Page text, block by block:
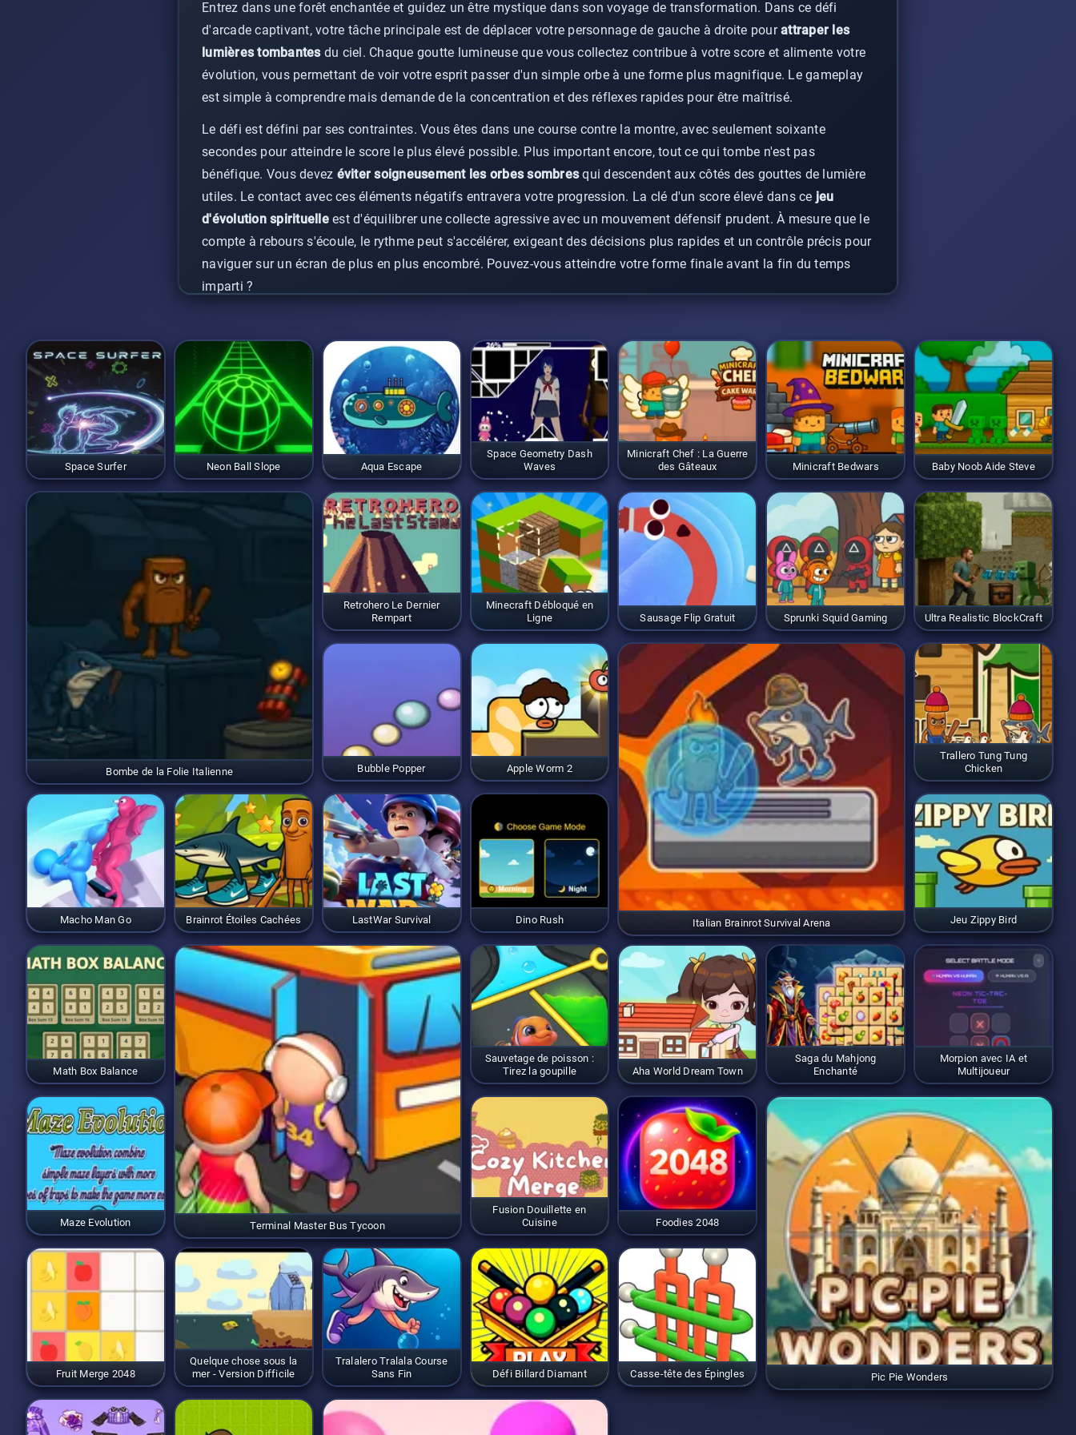
Entrez dans une forêt enchantée et guidez un être mystique dans son voyage de transformation. Dans ce défi
d'arcade captivant, votre tâche principale est de déplacer votre personnage de gauche à droite pourattraper les
lumières tombantesdu ciel. Chaque goutte lumineuse que vous collectez contribue à votre score et alimente votre
évolution, vous permettant de voir votre esprit passer d'un simple orbe à une forme plus magnifique. Le gameplay
est simple à comprendre mais demande de la concentration et des réflexes rapides pour être maîtrisé.
Le défi est défini par ses contraintes. Vous êtes dans une course contre la montre, avec seulement soixante
secondes pour atteindre le score le plus élevé possible. Plus important encore, tout ce qui tombe n'est pas
bénéfique. Vous devez éviter soigneusement les orbes sombresqui descendent aux côtés des gouttes de lumière
utiles. Le contact avec ces éléments négatifs entravera votre progression. La clé d'un score élevé dans ce jeu
d'évolution spirituelleest d'équilibrer une collecte agressive avec un mouvement défensif prudent. À mesure que le
compte à rebours s'écoule, le rythme peut s'accélérer, exigeant des décisions plus rapides et un contrôle précis pour
naviguer sur un écran de plus en plus encombré. Pouvez-vous atteindre votre forme finale avant la fin du temps
imparti ?
Space Surfer Neon Ball Slope Aqua Escape
Space Geometry Dash
Waves
Minicraft Chef : La Guerre
des Gâteaux
Minicraft Bedwars Baby Noob Aide Steve
Bombe de la Folie Italienne
Retrohero Le Dernier
Rempart
Minecraft Débloqué en
Ligne
Sausage Flip Gratuit Sprunki Squid Gaming Ultra Realistic BlockCraft
Bubble Popper Apple Worm 2
Italian Brainrot Survival Arena
Trallero Tung Tung
Chicken
Macho Man Go Brainrot Étoiles Cachées LastWar Survival Dino Rush Jeu Zippy Bird
Math Box Balance
Terminal Master Bus Tycoon
Sauvetage de poisson :
Tirez la goupille
Aha World Dream Town
Saga du Mahjong
Enchanté
Morpion avec IA et
Multijoueur
Maze Evolution
Fusion Douillette en
Cuisine
Foodies 2048
Pic Pie Wonders
Fruit Merge 2048
Quelque chose sous la
mer - Version Difficile
Tralalero Tralala Course
Sans Fin
Défi Billard Diamant Casse-tête des Épingles